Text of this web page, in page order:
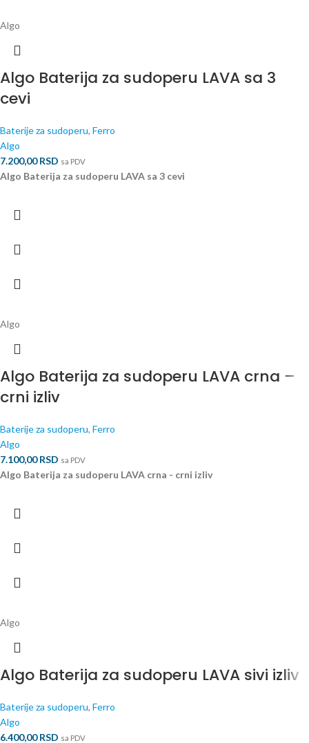
Algo
Algo Baterija za sudoperu LAVA sa 3
cevi
Baterije za sudoperu, Ferro
Algo
7.200,00RSD sa PDV
Algo Baterija za sudoperu LAVA sa 3 cevi
Algo
Algo Baterija za sudoperu LAVA crna –
crni izliv
Baterije za sudoperu, Ferro
Algo
7.100,00RSD sa PDV
Algo Baterija za sudoperu LAVA crna - crni izliv
Algo
Algo Baterija za sudoperu LAVA sivi izliv
Baterije za sudoperu, Ferro
Algo
6.400,00RSD sa PDV